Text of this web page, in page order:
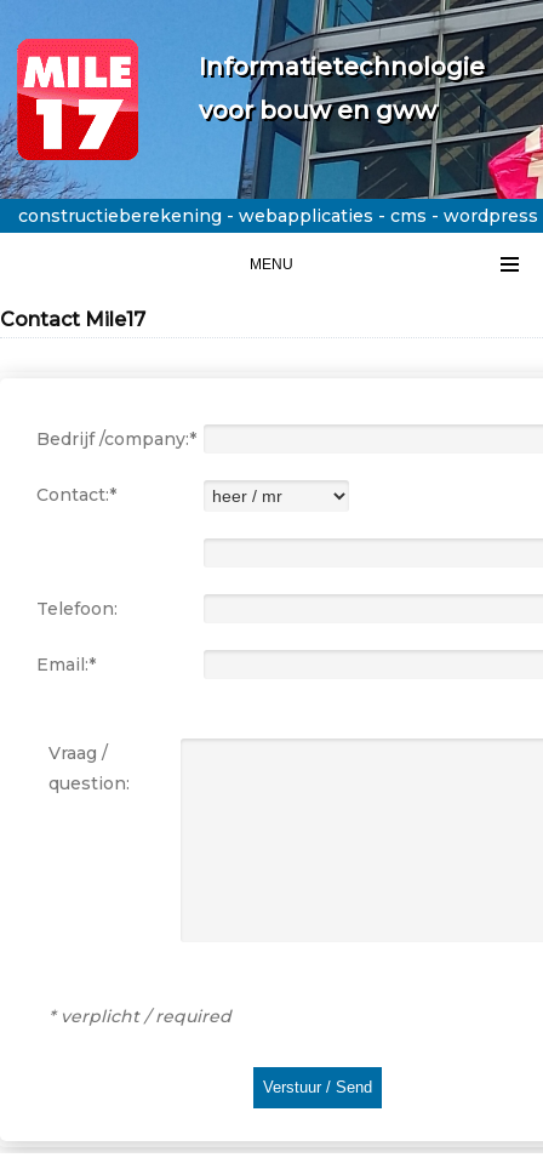
Informatietechnologie
voor bouw en gww
constructieberekening - webapplicaties - cms - wordpress
MENU
Contact Mile17
Bedrijf /company:*
Contact:*
Telefoon:
Email:*
Vraag /
question:
* verplicht / required